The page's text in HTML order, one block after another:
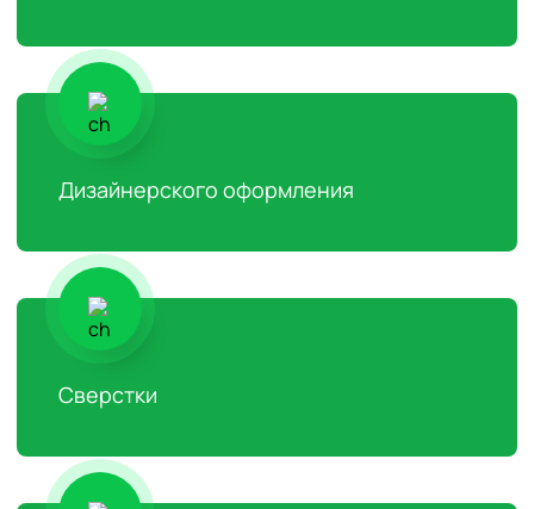
Дизайнерского оформления
Сверстки